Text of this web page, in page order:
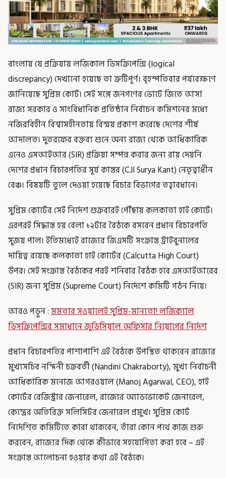
বাংলায় যে প্রক্রিয়ায় লজিকাল ডিসক্রিপেন্সি (logical
discrepancy) দেখানো হয়েছে তা ত্রুটিপূর্ণ। বৃহস্পতিবার পর্যবেক্ষণে
জানিয়েছে সুপ্রিম কোর্ট। সেই সঙ্গে জনগণের ভোটে জিতে আসা
রাজ্য সরকার ও সাংবিধানিক প্রতিষ্ঠান নির্বাচন কমিশনের মধ্যে
নজিরবিহীন বিশ্বাসহীনতায় বিস্ময় প্রকাশ করেছে দেশের শীর্ষ
আদালত। দুতরফের বক্তব্য শুনে অন্য রাজ্য থেকে আধিকারিক
এনেও এসআইআর (SIR) প্রক্রিয়া সম্পন্ন করার জন্য রায় দেয়নি
দেশের প্রধান বিচারপতির সূর্য কান্তর (CJI Surya Kant) নেতৃত্বাধীন
বেঞ্চ। বিষয়টি তুলে দেওয়া হয়েছে বিচার বিভাগের তত্ত্বাবধানে।
সুপ্রিম কোর্টের সেই নির্দেশ শুক্রবারই পৌঁছায় কলকাতা হাই কোর্টে।
এরপরই সিদ্ধান্ত হয় বেলা ১২টার বৈঠকে বসবেন প্রধান বিচারপতি
সুজয় পাল। ইতিমধ্যেই রাজ্যের জিএসটি সংক্রান্ত ট্রাইবুনালের
দায়িত্ব রয়েছে কলকাতা হাই কোর্টের (Calcutta High Court)
উপর। সেই সংক্রান্ত বৈঠকের পরই শনিবার বৈঠক হবে এসআইআরের
(SIR) জন্য সুপ্রিম (Supreme Court) নির্দেশে কমিটি গঠন নিয়ে।
আরও পড়ুন :মমতার সওয়ালেই সুপ্রিম-মান্যতা! লজিক্যাল
ডিসক্রিপেন্সির সমাধানে জুডিসিয়াল অফিসার নিয়োগের নির্দেশ
প্রধান বিচারপতির পাশাপাশি এই বৈঠকে উপস্থিত থাকবেন রাজ্যের
মুখ্যসচিব নন্দিনী চক্রবর্তী (Nandini Chakraborty), মুখ্য নির্বাচনী
আধিকারিক মনোজ আগরওয়াল (Manoj Agarwal, CEO), হাই
কোর্টের রেজিস্ট্রার জেনারেল, রাজ্যের অ্যাডভোকেট জেনারেল,
কেন্দ্রের অতিরিক্ত সলিসিটর জেনারেল প্রমুখ। সুপ্রিম কোর্ট
নির্দেশিত কমিটিতে কারা থাকবেন, তাঁরা কোন পথে কাজ শুরু
করবেন, রাজ্যের দিক থেকে কীভাবে সহযোগিতা করা হবে – এই
সংক্রান্ত আলোচনা হওয়ার কথা এই বৈঠকে।